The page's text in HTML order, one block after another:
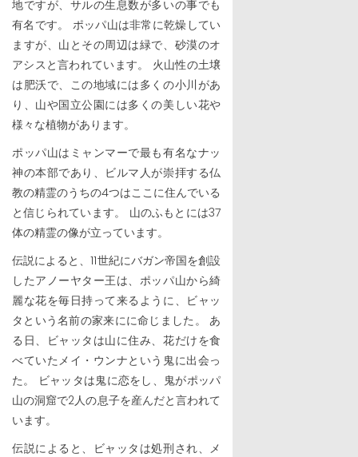
地ですが、サルの生息数が多いの事でも
有名です。 ポッパ山は非常に乾燥してい
ますが、山とその周辺は緑で、砂漠のオ
アシスと言われています。 火山性の土壌
は肥沃で、この地域には多くの小川があ
り、山や国立公園には多くの美しい花や
様々な植物があります。
ポッパ山はミャンマーで最も有名なナッ
神の本部であり、ビルマ人が崇拝する仏
教の精霊のうちの4つはここに住んでいる
と信じられています。 山のふもとには37
体の精霊の像が立っています。
伝説によると、11世紀にバガン帝国を創設
したアノーヤター王は、ポッパ山から綺
麗な花を毎日持って来るように、ビャッ
タという名前の家来にに命じました。 あ
る日、ビャッタは山に住み、花だけを食
べていたメイ・ウンナという鬼に出会っ
た。 ビャッタは鬼に恋をし、鬼がポッパ
山の洞窟で2人の息子を産んだと言われて
います。
伝説によると、ビャッタは処刑され、メ